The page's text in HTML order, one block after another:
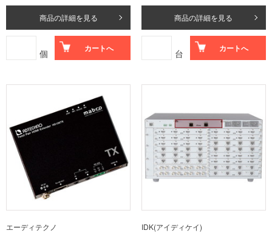
商品の詳細を見る
個 カートへ
商品の詳細を見る
台 カートへ
エーディテクノ IDK(アイディケイ)